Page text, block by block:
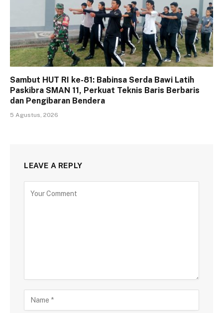
Sambut HUT RI ke-81: Babinsa Serda Bawi Latih
Paskibra SMAN 11, Perkuat Teknis Baris Berbaris
dan Pengibaran Bendera
5 Agustus, 2026
LEAVE A REPLY